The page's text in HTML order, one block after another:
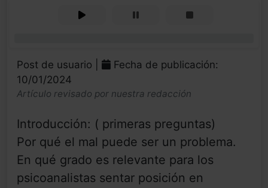
Post de usuario |
Fecha de publicación:
10/01/2024
Artículo revisado por nuestra redacción
Introducción: ( primeras preguntas)
Por qué el mal puede ser un problema.
En qué grado es relevante para los
psicoanalistas sentar posición en